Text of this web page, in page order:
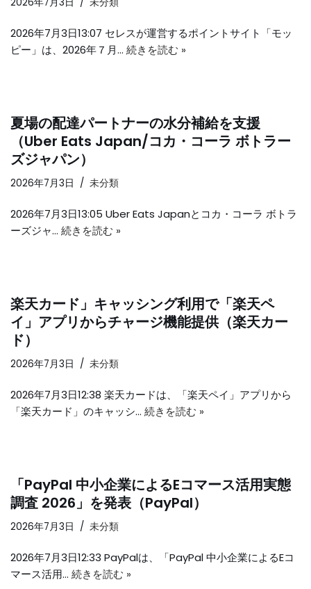
2026年7月3日13:07 セレスが運営するポイントサイト「モッ
ピー」は、2026年７月… 続きを読む »
夏場の配達パートナーの水分補給を支援
（Uber Eats Japan/コカ・コーラ ボトラー
ズジャパン）
2026年7月3日 未分類
2026年7月3日13:05 Uber Eats Japanとコカ・コーラ ボトラ
ーズジャ… 続きを読む »
楽天カード」キャッシング利用で「楽天ペ
イ」アプリからチャージ機能提供（楽天カー
ド）
2026年7月3日 未分類
2026年7月3日12:38 楽天カードは、「楽天ペイ」アプリから
「楽天カード」のキャッシ… 続きを読む »
「PayPal 中小企業によるEコマース活用実態
調査 2026」を発表（PayPal）
2026年7月3日 未分類
2026年7月3日12:33 PayPalは、「PayPal 中小企業によるEコ
マース活用… 続きを読む »